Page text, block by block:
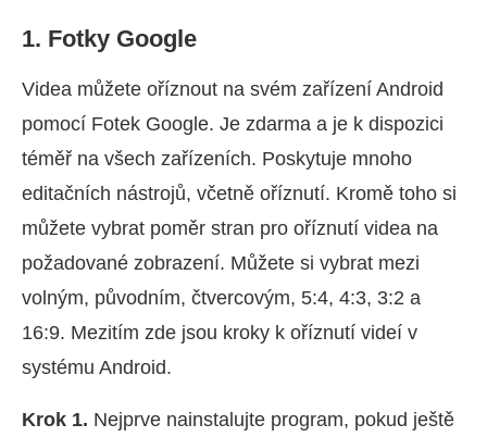
1. Fotky Google
Videa můžete oříznout na svém zařízení Android
pomocí Fotek Google. Je zdarma a je k dispozici
téměř na všech zařízeních. Poskytuje mnoho
editačních nástrojů, včetně oříznutí. Kromě toho si
můžete vybrat poměr stran pro oříznutí videa na
požadované zobrazení. Můžete si vybrat mezi
volným, původním, čtvercovým, 5:4, 4:3, 3:2 a
16:9. Mezitím zde jsou kroky k oříznutí videí v
systému Android.
Krok 1. Nejprve nainstalujte program, pokud ještě